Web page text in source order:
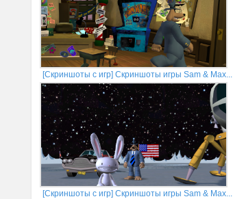
[Скриншоты с игр] Скриншоты игры Sam & Max...
[Скриншоты с игр] Скриншоты игры Sam & Max...